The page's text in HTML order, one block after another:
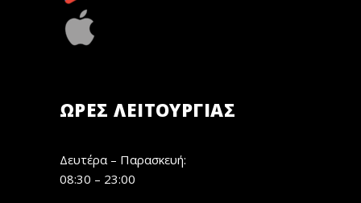
ΏΡΕΣ ΛΕΙΤΟΥΡΓΊΑΣ
Δευτέρα – Παρασκευή:
08:30 – 23:00